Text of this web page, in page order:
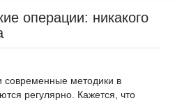
операции: никакого
современные методики в
регулярно. Кажется, что